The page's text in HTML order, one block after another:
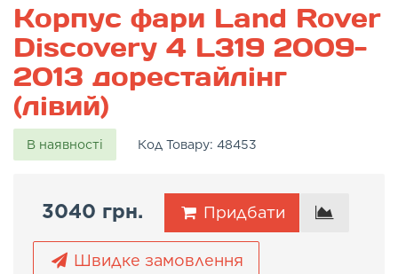
Корпус фари Land Rover
Discovery 4 L319 2009-
2013 дорестайлінг
(лівий)
В наявності Код Товару: 48453
3040 грн. Придбати
Швидке замовлення